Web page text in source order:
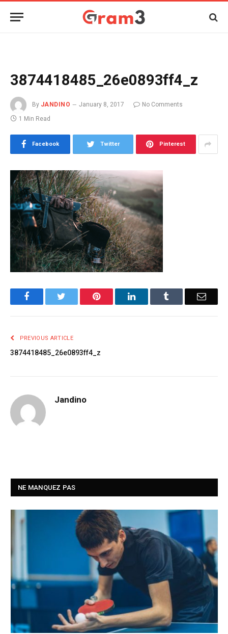
3874418485_26e0893ff4_z
By JANDINO January 8, 2017
No Comments
1 Min Read
Facebook Twitter Pinterest
Facebook Pinterest LinkedIn Email
PREVIOUS ARTICLE
3874418485_26e0893ff4_z
Jandino
NE MANQUEZ PAS